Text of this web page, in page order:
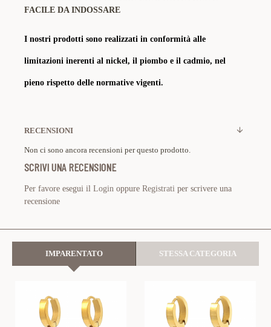
FACILE DA INDOSSARE
I nostri prodotti sono realizzati in conformità alle
limitazioni inerenti al nickel, il piombo e il cadmio, nel
pieno rispetto delle normative vigenti.
RECENSIONI
Non ci sono ancora recensioni per questo prodotto.
SCRIVI UNA RECENSIONE
Per favore esegui il Login oppure Registrati per scrivere una
recensione
IMPARENTATO STESSA CATEGORIA